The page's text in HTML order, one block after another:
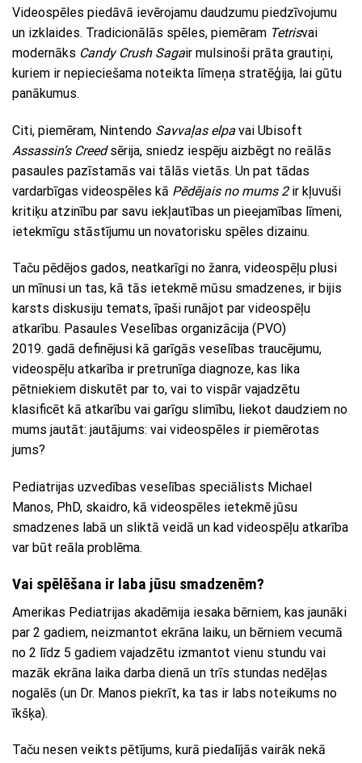
Videospēles piedāvā ievērojamu daudzumu piedzīvojumu
un izklaides. Tradicionālās spēles, piemēram Tetrisvai
modernāks Candy Crush Sagair mulsinoši prāta grautiņi,
kuriem ir nepieciešama noteikta līmeņa stratēģija, lai gūtu
panākumus.
Citi, piemēram, Nintendo Savvaļas elpa vai Ubisoft
Assassin’s Creedsērija, sniedz iespēju aizbēgt no reālās
pasaules pazīstamās vai tālās vietās. Un pat tādas
vardarbīgas videospēles kā Pēdējais no mums 2ir kļuvuši
kritiķu atzinību par savu iekļautības un pieejamības līmeni,
ietekmīgu stāstījumu un novatorisku spēles dizainu.
Taču pēdējos gados, neatkarīgi no žanra, videospēļu plusi
un mīnusi un tas, kā tās ietekmē mūsu smadzenes, ir bijis
karsts diskusiju temats, īpaši runājot par videospēļu
atkarību. Pasaules Veselības organizācija (PVO)
2019. gadā definējusi kā garīgās veselības traucējumu,
videospēļu atkarība ir pretrunīga diagnoze, kas lika
pētniekiem diskutēt par to, vai to vispār vajadzētu
klasificēt kā atkarību vai garīgu slimību, liekot daudziem no
mums jautāt: jautājums: vai videospēles ir piemērotas
jums?
Pediatrijas uzvedības veselības speciālists Michael
Manos, PhD, skaidro, kā videospēles ietekmē jūsu
smadzenes labā un sliktā veidā un kad videospēļu atkarība
var būt reāla problēma.
Vai spēlēšana ir laba jūsu smadzenēm?
Amerikas Pediatrijas akadēmija iesaka bērniem, kas jaunāki
par 2 gadiem, neizmantot ekrāna laiku, un bērniem vecumā
no 2 līdz 5 gadiem vajadzētu izmantot vienu stundu vai
mazāk ekrāna laika darba dienā un trīs stundas nedēļas
nogalēs (un Dr. Manos piekrīt, ka tas ir labs noteikums no
īkšķa).
Taču nesen veikts pētījums, kurā piedalījās vairāk nekā